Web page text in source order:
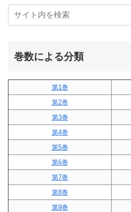
巻数による分類
第1巻
第2巻
第3巻
第4巻
第5巻
第6巻
第7巻
第8巻
第9巻